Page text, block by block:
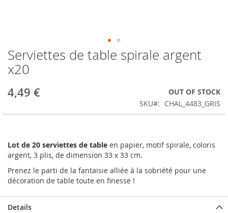
Skip
to
the
of
images
Serviettes de table spirale argent
x20
4,49 €
OUT OF STOCK
SKU
CHAL_4483_GRIS
Lot de 20 serviettes de table en papier, motif spirale, coloris
argent, 3 plis, de dimension 33 x 33 cm.
Prenez le parti de la fantaisie alliée à la sobriété pour une
décoration de table toute en finesse !
Details